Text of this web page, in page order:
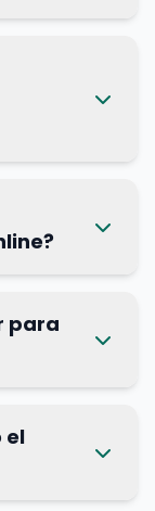
para
el